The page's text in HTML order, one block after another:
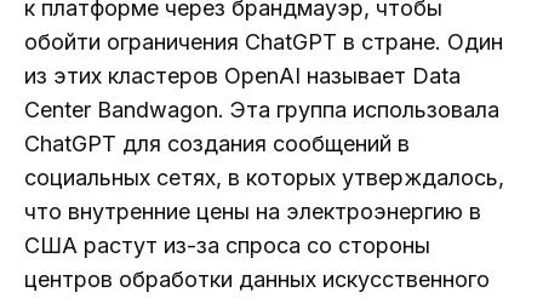
к платформе через брандмауэр, чтобы
обойти ограничения ChatGPT в стране. Один
из этих кластеров OpenAI называет Data
Center Bandwagon. Эта группа использовала
ChatGPT для создания сообщений в
социальных сетях, в которых утверждалось,
что внутренние цены на электроэнергию в
США растут из-за спроса со стороны
центров обработки данных искусственного